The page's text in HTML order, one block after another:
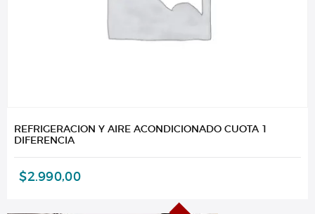
REFRIGERACION Y AIRE ACONDICIONADO CUOTA 1
DIFERENCIA
$2.990,00